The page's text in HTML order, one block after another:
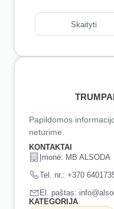
Skaityti
Papildomos
neturime.
KONTAKTAI
Įmonė: MB ALSODA
Tel. nr.: +370
El. paštas:
KATEGORIJA